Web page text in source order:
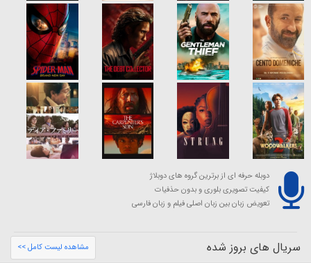
دوبله حرفه ای از برترین گروه های دوبلاژ
کیفیت تصویری بلوری و بدون حذفیات
تعویض زبان بین زبان اصلی فیلم و زبان فارسی
سریال های بروز شده مشاهده لیست کامل >>